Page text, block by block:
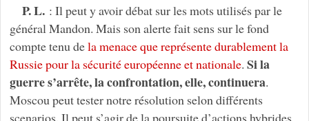
P. L.: Il peut y avoir débat sur les mots utilisés par le
général Mandon. Mais son alerte fait sens sur le fond
compte tenu dela menace que représente durablement la
Russie pour la sécurité européenne et nationale. Si la
guerre s’arrête, la confrontation, elle, continuera.
Moscou peut tester notre résolution selon différents
scenarios. Il peut s’agir de la poursuite d’actions hybrides